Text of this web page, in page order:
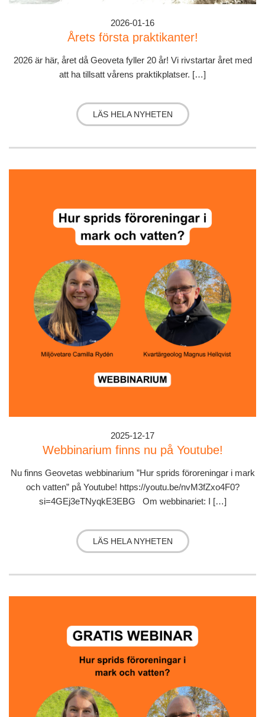
2026-01-16
Årets första praktikanter!
2026 är här, året då Geoveta fyller 20 år! Vi rivstartar året med
att ha tillsatt vårens praktikplatser. […]
LÄS HELA NYHETEN
2025-12-17
Webbinarium finns nu på Youtube!
Nu finns Geovetas webbinarium ”Hur sprids föroreningar i mark
och vatten” på Youtube! https://youtu.be/nvM3fZxo4F0?
si=4GEj3eTNyqkE3EBG Om webbinariet: I […]
LÄS HELA NYHETEN